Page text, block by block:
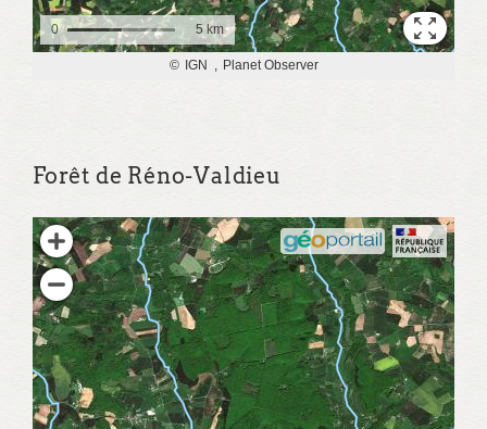
Forêt de Réno-Valdieu